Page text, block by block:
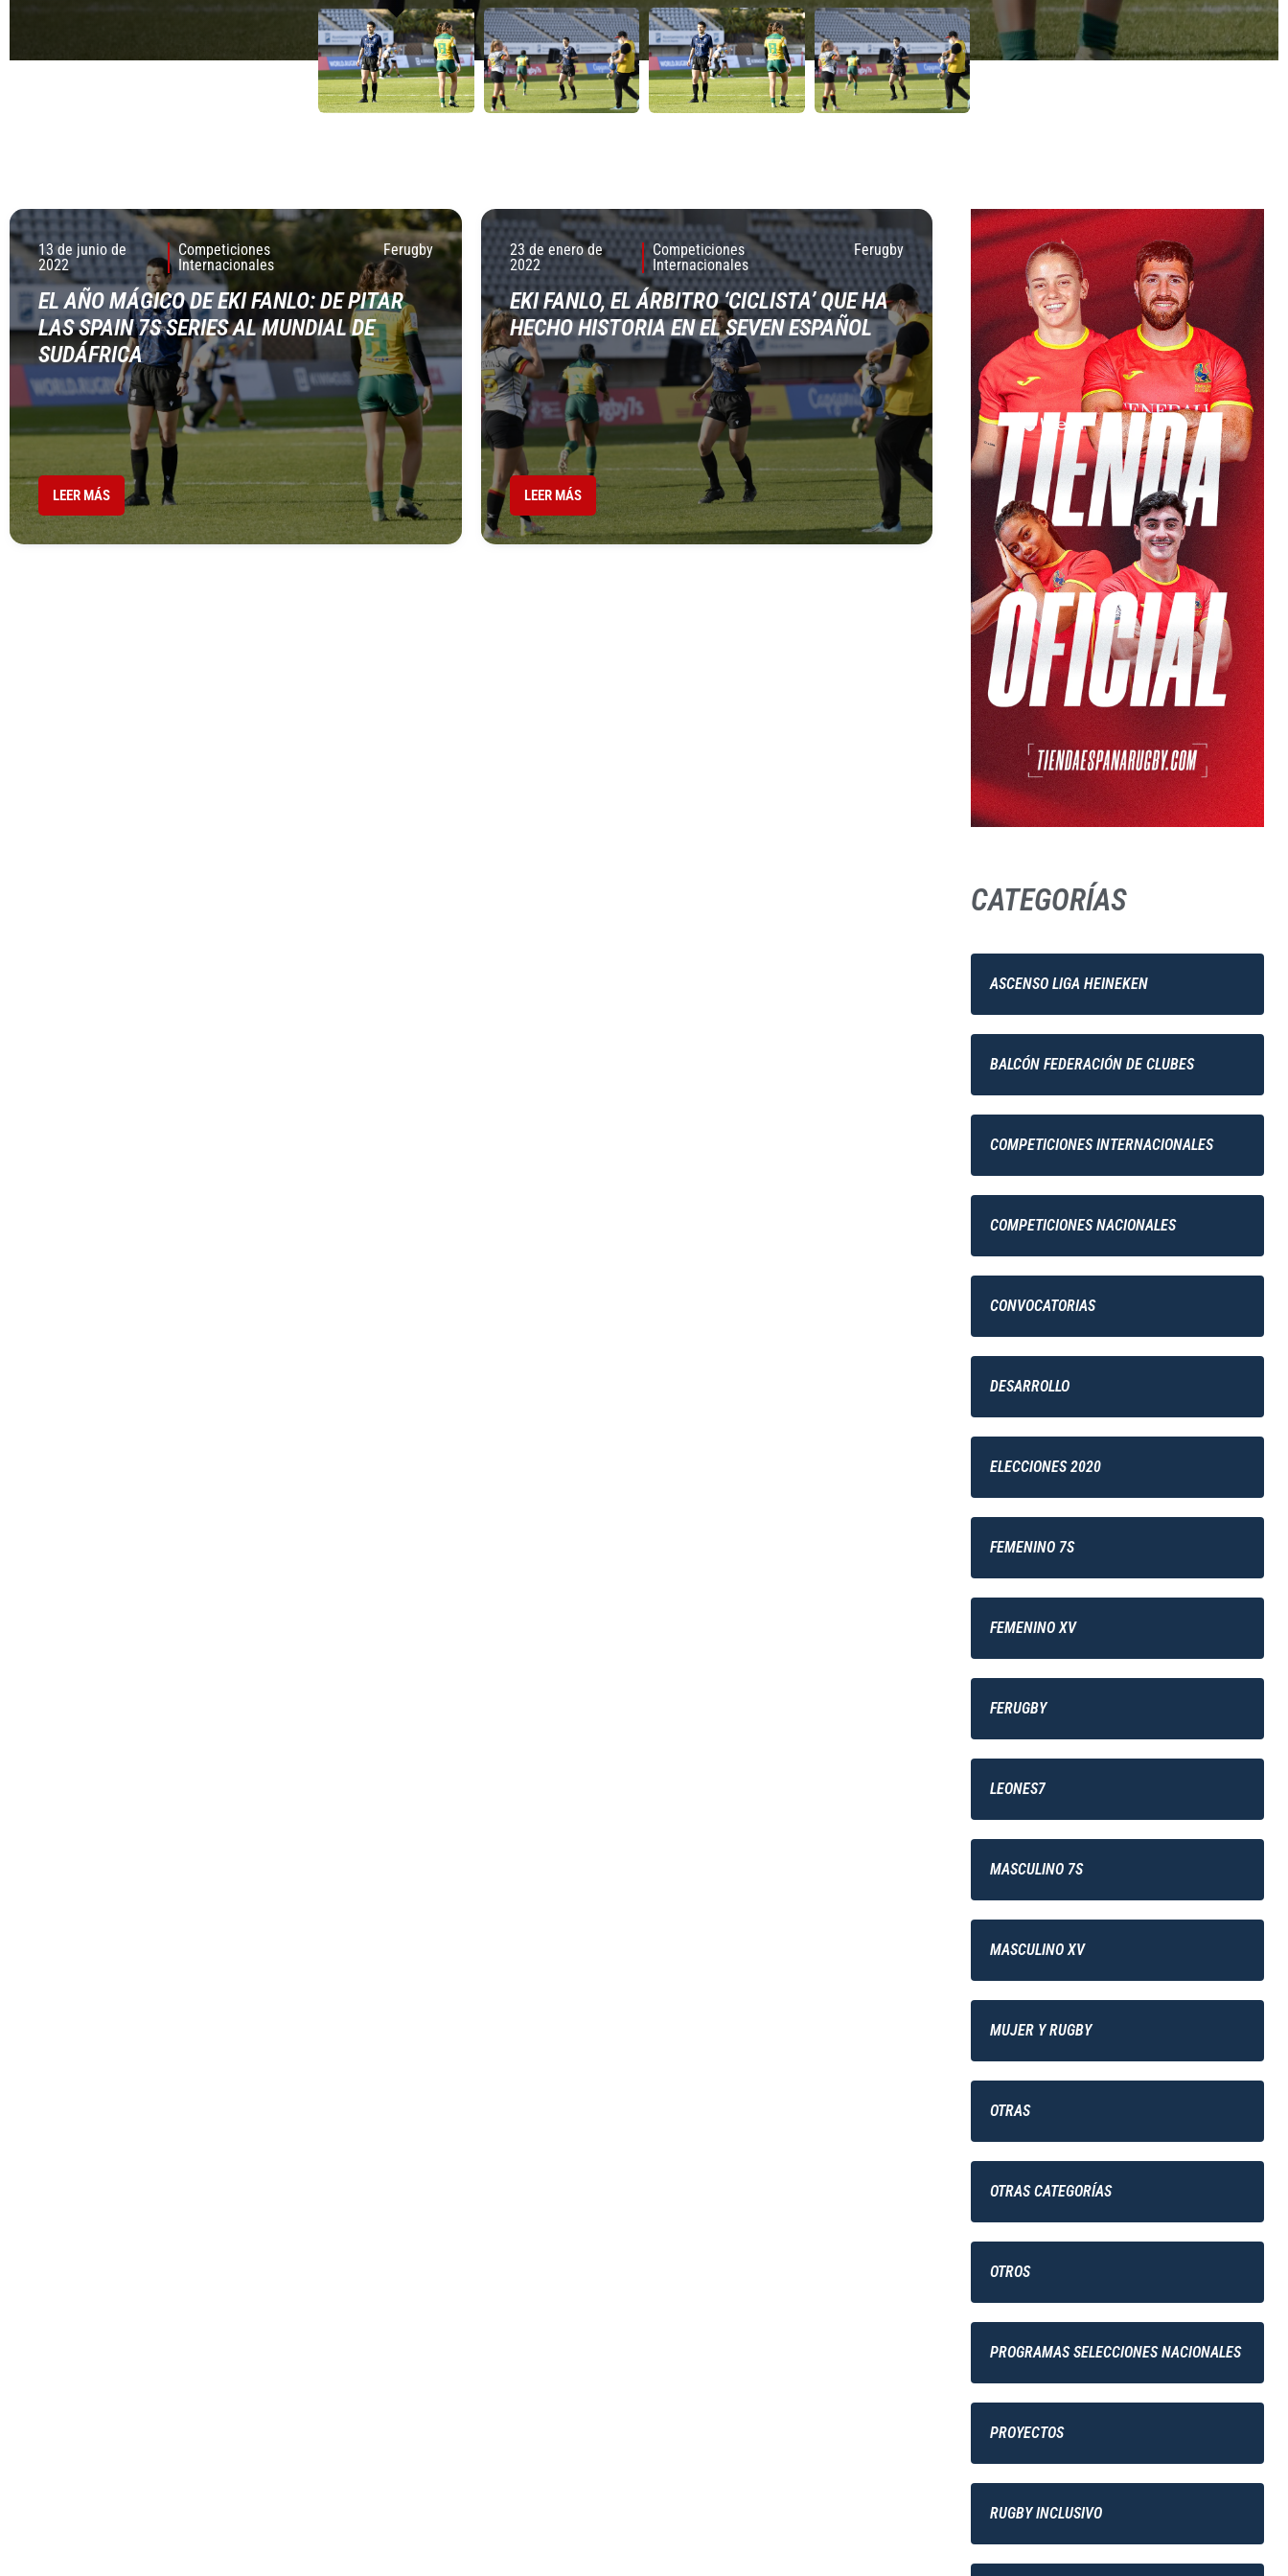
13 de junio de
2022
Competiciones
Internacionales
Ferugby
EL AÑO MÁGICO DE EKI FANLO: DE PITAR
LAS SPAIN 7S SERIES AL MUNDIAL DE
SUDÁFRICA
LEER MÁS
23 de enero de
2022
Competiciones
Internacionales
Ferugby
EKI FANLO, EL ÁRBITRO ‘CICLISTA’ QUE HA
HECHO HISTORIA EN EL SEVEN ESPAÑOL
LEER MÁS
CATEGORÍAS
ASCENSO LIGA HEINEKEN
BALCÓN FEDERACIÓN DE CLUBES
COMPETICIONES INTERNACIONALES
COMPETICIONES NACIONALES
CONVOCATORIAS
DESARROLLO
ELECCIONES 2020
FEMENINO 7S
FEMENINO XV
FERUGBY
LEONES7
MASCULINO 7S
MASCULINO XV
MUJER Y RUGBY
OTRAS
OTRAS CATEGORÍAS
OTROS
PROGRAMAS SELECCIONES NACIONALES
PROYECTOS
RUGBY INCLUSIVO